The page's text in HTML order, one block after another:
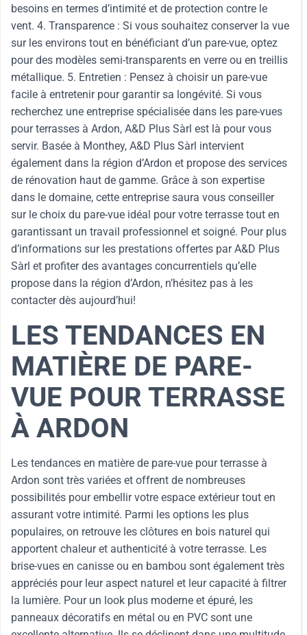
besoins en termes d’intimité et de protection contre le
vent. 4. Transparence : Si vous souhaitez conserver la vue
sur les environs tout en bénéficiant d’un pare-vue, optez
pour des modèles semi-transparents en verre ou en treillis
métallique. 5. Entretien : Pensez à choisir un pare-vue
facile à entretenir pour garantir sa longévité. Si vous
recherchez une entreprise spécialisée dans les pare-vues
pour terrasses à Ardon, A&D Plus Sàrl est là pour vous
servir. Basée à Monthey, A&D Plus Sàrl intervient
également dans la région d’Ardon et propose des services
de rénovation haut de gamme. Grâce à son expertise
dans le domaine, cette entreprise saura vous conseiller
sur le choix du pare-vue idéal pour votre terrasse tout en
garantissant un travail professionnel et soigné. Pour plus
d’informations sur les prestations offertes par A&D Plus
Sàrl et profiter des avantages concurrentiels qu’elle
propose dans la région d’Ardon, n’hésitez pas à les
contacter dès aujourd’hui!
LES TENDANCES EN
MATIÈRE DE PARE-
VUE POUR TERRASSE
À ARDON
Les tendances en matière de pare-vue pour terrasse à
Ardon sont très variées et offrent de nombreuses
possibilités pour embellir votre espace extérieur tout en
assurant votre intimité. Parmi les options les plus
populaires, on retrouve les clôtures en bois naturel qui
apportent chaleur et authenticité à votre terrasse. Les
brise-vues en canisse ou en bambou sont également très
appréciés pour leur aspect naturel et leur capacité à filtrer
la lumière. Pour un look plus moderne et épuré, les
panneaux décoratifs en métal ou en PVC sont une